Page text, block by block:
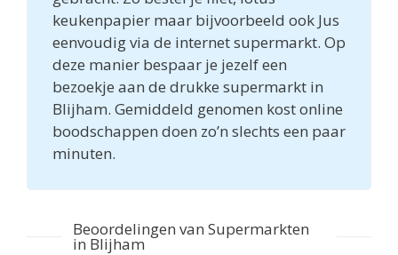
keukenpapier maar bijvoorbeeld ook Jus
eenvoudig via de internet supermarkt. Op
deze manier bespaar je jezelf een
bezoekje aan de drukke supermarkt in
Blijham. Gemiddeld genomen kost online
boodschappen doen zo’n slechts een paar
minuten.
Beoordelingen van Supermarkten
in Blijham